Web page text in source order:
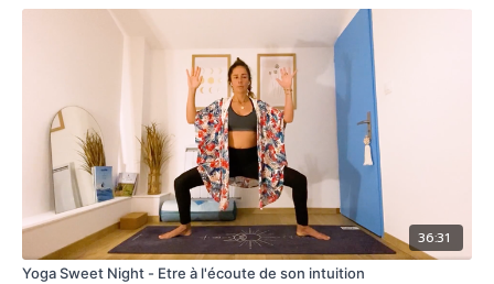
36:31
Yoga Sweet Night - Etre à l'écoute de son intuition